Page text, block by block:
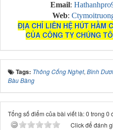
Email:
Web:
ĐỊA CHỈ LIÊN HỆ HÚT HẦM
CỦA CÔNG TY CHÚNG
Tags: Thông Cống Nghẹt, Bình
Bàu Bàng
Tổng số điểm của bài viết là: 0 trong 0
Click để đánh